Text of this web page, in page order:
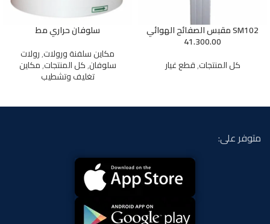
SM102 مقبس الصفائح الهوائي
41.300.00
كل المنتجات,قطع غيار
سلوفان حراري مط
مكاين سلفنة ورولات,رولات
سلوفان,كل المنتجات,مكاين
تغليف وتشطيب
متوفر على: